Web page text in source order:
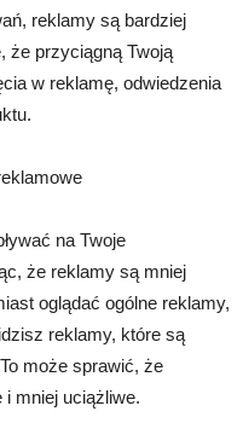
reklamy są bardziej
że przyciągną Twoją
w reklamę, odwiedzenia
na Twoje
że reklamy są mniej
oglądać ogólne reklamy,
reklamy, które są
może sprawić, że
mniej uciążliwe.